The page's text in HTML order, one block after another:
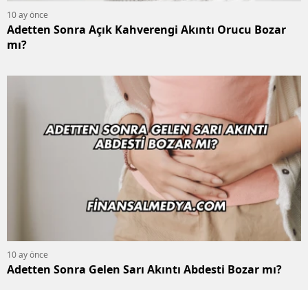
10 ay önce
Adetten Sonra Açık Kahverengi Akıntı Orucu Bozar
mı?
10 ay önce
Adetten Sonra Gelen Sarı Akıntı Abdesti Bozar mı?